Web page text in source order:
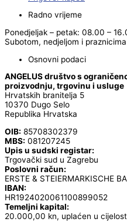
Radno vrijeme
Ponedjeljak – petak: 08.00 –
Subotom, nedjeljom i
Osnovni podaci
ANGELUS društvo s
proizvodnju, trgovinu i usluge
Hrvatskih branitelja 5
10370 Dugo Selo
Republika Hrvatska
OIB: 85708302379
MBS: 081207245
Upis u sudski registar:
Trgovački sud u Zagrebu
Poslovni račun:
ERSTE & STEIERMARKISCHE
IBAN:
HR1924020061100899052
Temeljni kapital:
20.000,00 kn, uplaćen u